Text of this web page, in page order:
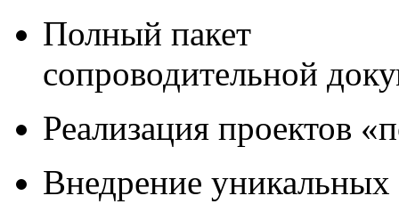
Полный пакет
сопроводительной
Реализация проектов
Внедрение уникальных